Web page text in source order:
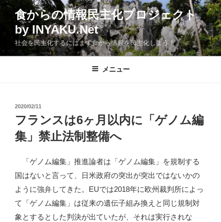
コ
食からの情報民主化プロジェクト
by INYAKU.Net
社会を民主化するにはまず食から情報を民主化しよう！
メニュー
投
稿
日:
2020/02/11
フランスは6ヶ月以内に「ゲノム編
集」禁止法制整備へ
「ゲノム編集」推進論者は「ゲノム編集」を規制する
国はないと言って、日米政府の突出が突出ではないかの
ように強弁してきた。EUでは2018年に欧州裁判所によっ
て「ゲノム編集」は従来の遺伝子組み換えと同じ規制対
象とするとした判決が出ていたが、それは実行されな